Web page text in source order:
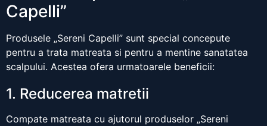
Capelli”
Produsele „Sereni Capelli” sunt special concepute
pentru a trata matreata si pentru a mentine sanatatea
scalpului. Acestea ofera urmatoarele beneficii:
1. Reducerea matretii
Compate matreata cu ajutorul produselor „Sereni